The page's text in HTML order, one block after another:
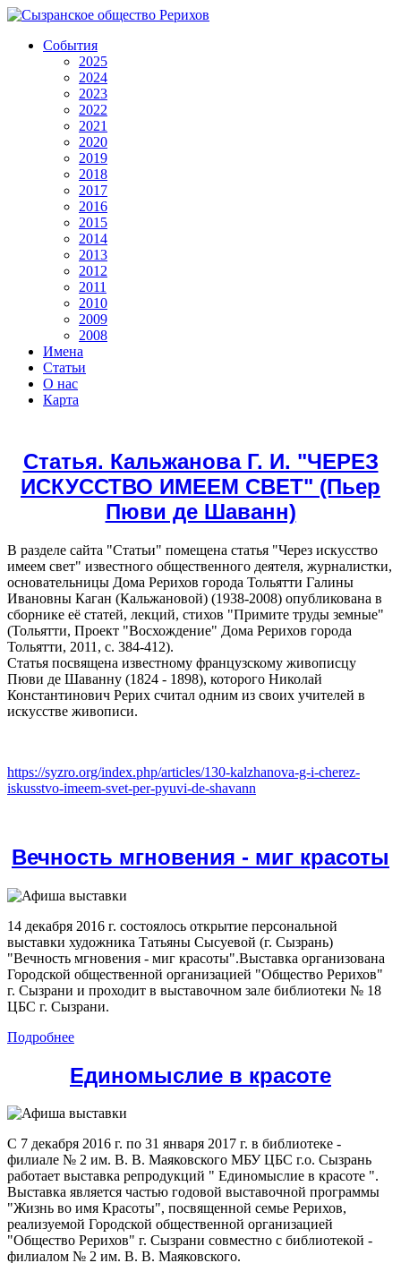
События
2025
2024
2023
2022
2021
2020
2019
2018
2017
2016
2015
2014
2013
2012
2011
2010
2009
2008
Имена
Статьи
О нас
Карта
Статья. Кальжанова Г. И. "ЧЕРЕЗ
ИСКУССТВО ИМЕЕМ СВЕТ" (Пьер
Пюви де Шаванн)
В разделе сайта "Статьи" помещена статья "Через искусство
имеем свет" известного общественного деятеля, журналистки,
основательницы Дома Рерихов города Тольятти Галины
Ивановны Каган (Кальжановой) (1938-2008) опубликована в
сборнике её статей, лекций, стихов "Примите труды земные"
(Тольятти, Проект "Восхождение" Дома Рерихов города
Тольятти, 2011, с. 384-412).
Статья посвящена известному французскому живописцу
Пюви де Шаванну (1824 - 1898), которого Николай
Константинович Рерих считал одним из своих учителей в
искусстве живописи.
https://syzro.org/index.php/articles/130-kalzhanova-g-i-cherez-
iskusstvo-imeem-svet-per-pyuvi-de-shavann
Вечность мгновения - миг красоты
14 декабря 2016 г. состоялось открытие персональной
выставки художника Татьяны Сысуевой (г. Сызрань)
"Вечность мгновения - миг красоты".Выставка организована
Городской общественной организацией "Общество Рерихов"
г. Сызрани и проходит в выставочном зале библиотеки № 18
ЦБС г. Сызрани.
Подробнее
Единомыслие в красоте
C 7 декабря 2016 г. по 31 января 2017 г. в библиотеке -
филиале № 2 им. В. В. Маяковского МБУ ЦБС г.о. Сызрань
работает выставка репродукций " Единомыслие в красоте ".
Выставка является частью годовой выставочной программы
"Жизнь во имя Красоты", посвященной семье Рерихов,
реализуемой Городской общественной организацией
"Общество Рерихов" г. Сызрани совместно с библиотекой -
филиалом № 2 им. В. В. Маяковского.